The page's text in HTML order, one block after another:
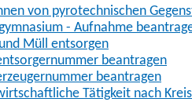
von pyrotechnischen
- Aufnahme
Müll entsorgen
beantragen
beantragen
Tätigkeit nach